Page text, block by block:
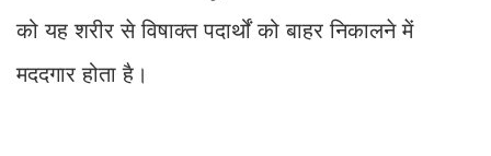
को यह शरीर से विषाक्त पदार्थों को बाहर निकालने में
मददगार होता है।